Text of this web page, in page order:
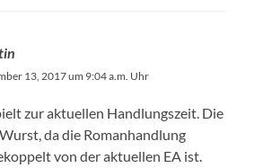
13, 2017 um 9:04 a.m. Uhr
zur aktuellen Handlungszeit. Die
da die Romanhandlung
von der aktuellen EA ist.